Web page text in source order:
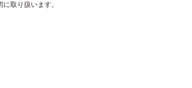
取り扱います。